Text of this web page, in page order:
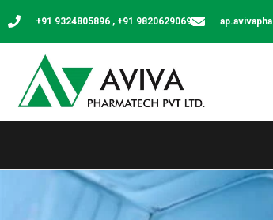
+91 9324805896 , +91 9820629069